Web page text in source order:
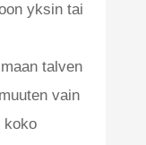
yksin tai
talven
vain
koko